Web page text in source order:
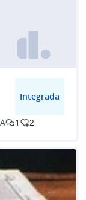
Integrada
1 2